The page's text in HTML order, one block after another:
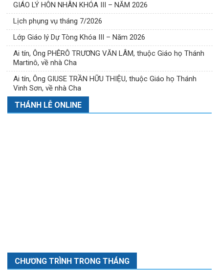
GIÁO LÝ HÔN NHÂN KHÓA III – NĂM 2026
Lịch phụng vụ tháng 7/2026
Lớp Giáo lý Dự Tòng Khóa III – Năm 2026
Ai tín, Ông PHÊRÔ TRƯƠNG VĂN LÂM, thuộc Giáo họ Thánh
Martinô, về nhà Cha
Ai tín, Ông GIUSE TRẦN HỮU THIỆU, thuộc Giáo họ Thánh
Vinh Sơn, về nhà Cha
THÁNH LỄ ONLINE
CHƯƠNG TRÌNH TRONG THÁNG